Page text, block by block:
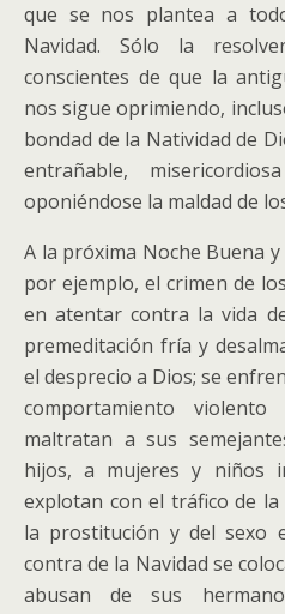
que se nos plantea a
Navidad. Sólo la
conscientes de que la
nos sigue oprimiendo,
bondad de la Natividad de
entrañable,
oponiéndose la maldad de
A la próxima Noche Buena
por ejemplo, el crimen de
en atentar contra la vida
premeditación fría y
el desprecio a Dios; se
comportamiento
maltratan a sus
hijos, a mujeres y niños
explotan con el tráfico de
la prostitución y del sexo
contra de la Navidad se
abusan de sus